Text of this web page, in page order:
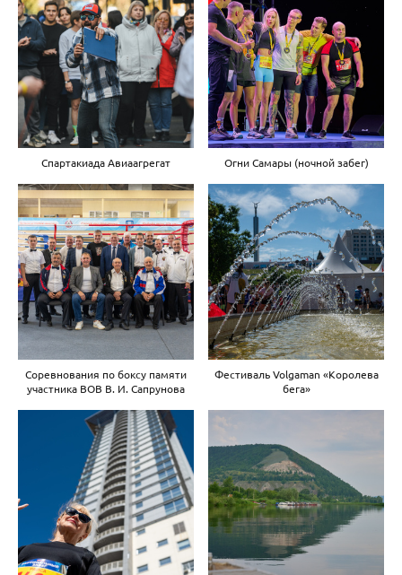
Спартакиада Авиаагрегат Огни Самары (ночной забег)
Соревнования по боксу памяти
участника ВОВ В. И. Сапрунова
Фестиваль Volgaman «Королева
бега»